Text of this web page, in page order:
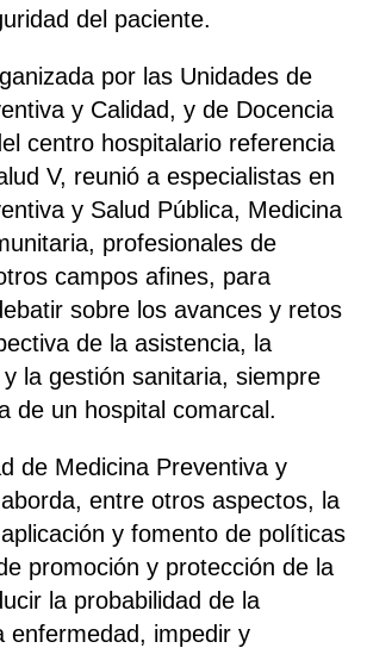
del paciente.
por las Unidades de
y Calidad, y de Docencia
centro hospitalario referencia
V, reunió a especialistas en
y Salud Pública, Medicina
profesionales de
campos afines, para
sobre los avances y retos
de la asistencia, la
la gestión sanitaria, siempre
de un hospital comarcal.
de Medicina Preventiva y
entre otros aspectos, la
y fomento de políticas
promoción y protección de la
la probabilidad de la
enfermedad, impedir y